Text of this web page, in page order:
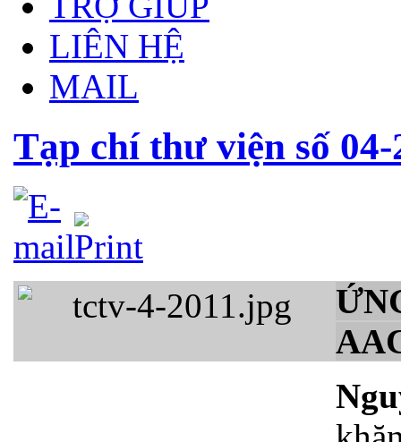
LIÊN HỆ
MAIL
Tạp chí thư viện số